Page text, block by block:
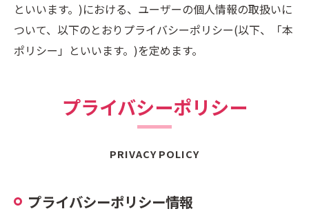
といいます。)における、ユーザーの個人情報の取扱いに
ついて、以下のとおりプライバシーポリシー(以下、「本
ポリシー」といいます。)を定めます。
プライバシーポリシー
PRIVACY POLICY
プライバシーポリシー情報